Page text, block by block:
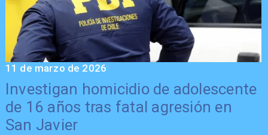
Investigan homicidio de adolescente
de 16 años tras fatal agresión en
San Javier
11 de marzo de 2026